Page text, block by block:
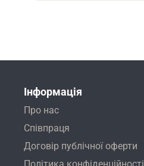
Інформація
Про нас
Співпраця
Договір публічної оферти